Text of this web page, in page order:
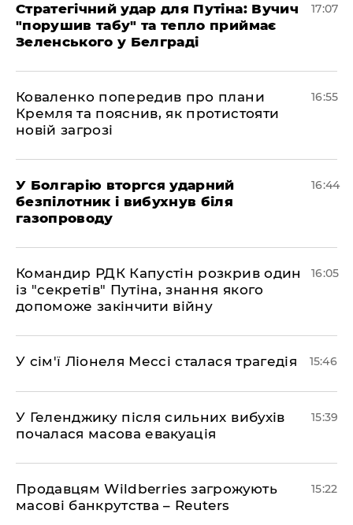
Стратегічний удар для Путіна: Вучич
"порушив табу" та тепло приймає
Зеленського у Белграді
17:07
Коваленко попередив про плани
Кремля та пояснив, як протистояти
новій загрозі
16:55
У Болгарію вторгся ударний
безпілотник і вибухнув біля
газопроводу
16:44
Командир РДК Капустін розкрив один
із "секретів" Путіна, знання якого
допоможе закінчити війну
16:05
У сім'ї Ліонеля Мессі сталася трагедія 15:46
У Геленджику після сильних вибухів
почалася масова евакуація
15:39
Продавцям Wildberries загрожують
масові банкрутства – Reuters
15:22